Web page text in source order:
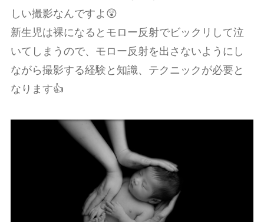
しい撮影なんですよ😲
新生児は裸になるとモロー反射でビックリして泣
いてしまうので、モロー反射を出さないようにし
ながら撮影する経験と知識、テクニックが必要と
なります👍